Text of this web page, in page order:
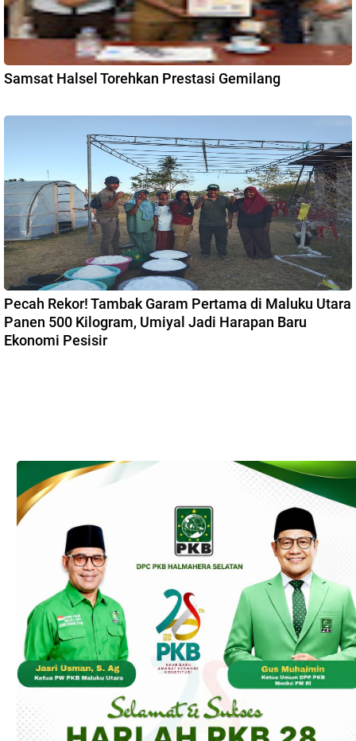
Samsat Halsel Torehkan Prestasi Gemilang
Pecah Rekor! Tambak Garam Pertama di Maluku Utara
Panen 500 Kilogram, Umiyal Jadi Harapan Baru
Ekonomi Pesisir